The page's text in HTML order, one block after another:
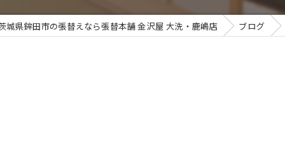
城県鉾田市の張替えなら張替本舗 金沢屋 大洗・鹿嶋店 ブログ